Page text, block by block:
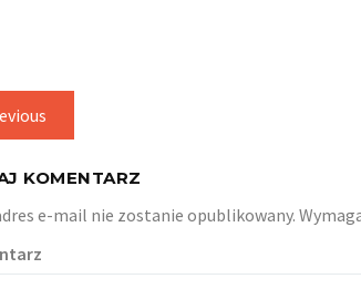
post:
KOMENTARZ
e-mail nie zostanie opublikowany.